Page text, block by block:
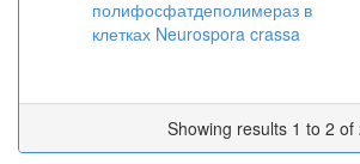
полифосфатдеполимераз в
клетках Neurospora crassa
Showing results 1 to 2 of